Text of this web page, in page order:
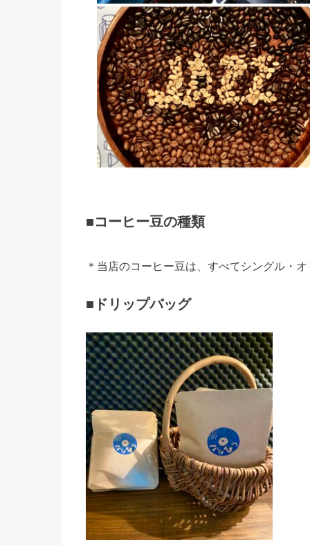
■コーヒー豆の種類
＊当店のコーヒー豆は、すべてシングル・
■ドリップバッグ